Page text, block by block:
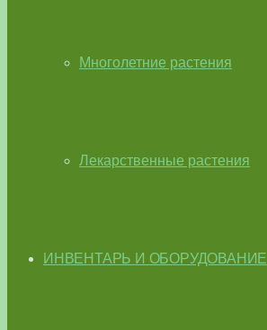
Многолетние растения
Лекарственные растения
ИНВЕНТАРЬ И ОБОРУДОВАНИЕ